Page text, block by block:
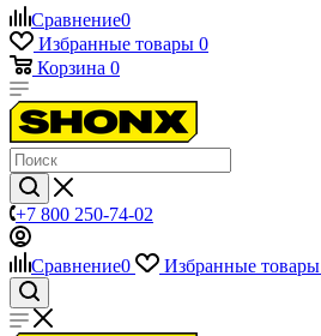
Сравнение0
Избранные товары 0
Корзина 0
+7 800 250-74-02
Сравнение0 Избранные товары